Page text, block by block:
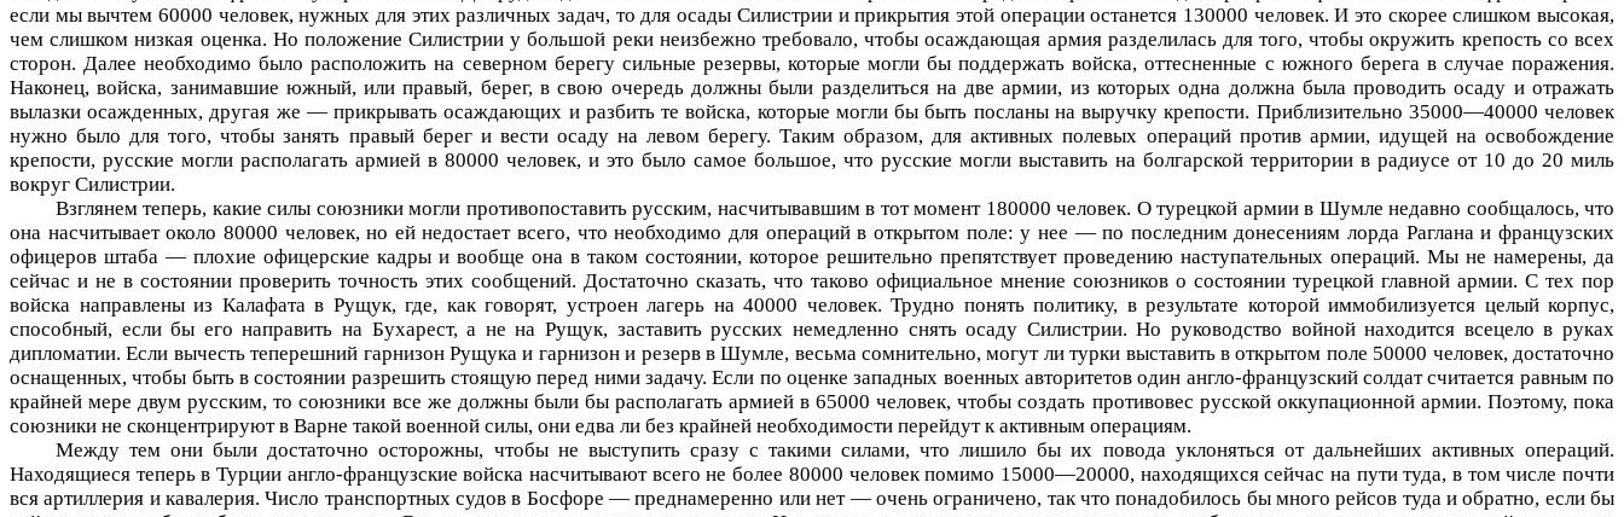
если мы вычтем 60000 человек, нужных для этих различных задач, то для осады Силистрии и прикрытия этой операции останется 130000 человек. И это скорее слишком высокая,
чем слишком низкая оценка. Но положение Силистрии у большой реки неизбежно требовало, чтобы осаждающая армия разделилась для того, чтобы окружить крепость со всех
сторон. Далее необходимо было расположить на северном берегу сильные резервы, которые могли бы поддержать войска, оттесненные с южного берега в случае поражения.
Наконец, войска, занимавшие южный, или правый, берег, в свою очередь должны были разделиться на две армии, из которых одна должна была проводить осаду и отражать
вылазки осажденных, другая же — прикрывать осаждающих и разбить те войска, которые могли бы быть посланы на выручку крепости. Приблизительно 35000—40000 человек
нужно было для того, чтобы занять правый берег и вести осаду на левом берегу. Таким образом, для активных полевых операций против армии, идущей на освобождение
крепости, русские могли располагать армией в 80000 человек, и это было самое большое, что русские могли выставить на болгарской территории в радиусе от 10 до 20 миль
вокруг Силистрии.
Взглянем теперь, какие силы союзники могли противопоставить русским, насчитывавшим в тот момент 180000 человек. О турецкой армии в Шумле недавно сообщалось, что
она насчитывает около 80000 человек, но ей недостает всего, что необходимо для операций в открытом поле: у нее — по последним донесениям лорда Раглана и французских
офицеров штаба — плохие офицерские кадры и вообще она в таком состоянии, которое решительно препятствует проведению наступательных операций. Мы не намерены, да
сейчас и не в состоянии проверить точность этих сообщений. Достаточно сказать, что таково официальное мнение союзников о состоянии турецкой главной армии. С тех пор
войска направлены из Калафата в Рущук, где, как говорят, устроен лагерь на 40000 человек. Трудно понять политику, в результате которой иммобилизуется целый корпус,
способный, если бы его направить на Бухарест, а не на Рущук, заставить русских немедленно снять осаду Силистрии. Но руководство войной находится всецело в руках
дипломатии. Если вычесть теперешний гарнизон Рущука и гарнизон и резерв в Шумле, весьма сомнительно, могут ли турки выставить в открытом поле 50000 человек, достаточно
оснащенных, чтобы быть в состоянии разрешить стоящую перед ними задачу. Если по оценке западных военных авторитетов один англо-французский солдат считается равным по
крайней мере двум русским, то союзники все же должны были бы располагать армией в 65000 человек, чтобы создать противовес русской оккупационной армии. Поэтому, пока
союзники не сконцентрируют в Варне такой военной силы, они едва ли без крайней необходимости перейдут к активным операциям.
Между тем они были достаточно осторожны, чтобы не выступить сразу с такими силами, что лишило бы их повода уклоняться от дальнейших активных операций.
Находящиеся теперь в Турции англо-французские войска насчитывают всего не более 80000 человек помимо 15000—20000, находящихся сейчас на пути туда, в том числе почти
вся артиллерия и кавалерия. Число транспортных судов в Босфоре — преднамеренно или нет — очень ограничено, так что понадобилось бы много рейсов туда и обратно, если бы